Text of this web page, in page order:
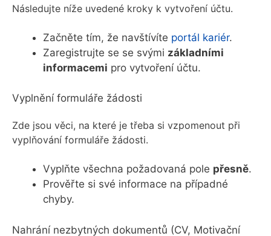
Následujte níže uvedené kroky k vytvoření účtu.
Začněte tím, že navštívíte portál kariér.
Zaregistrujte se se svými základními
informacemi pro vytvoření účtu.
Vyplnění formuláře žádosti
Zde jsou věci, na které je třeba si vzpomenout při
vyplňování formuláře žádosti.
Vyplňte všechna požadovaná pole přesně.
Prověřte si své informace na případné
chyby.
Nahrání nezbytných dokumentů (CV, Motivační